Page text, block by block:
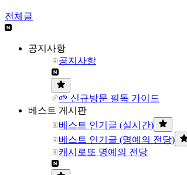
전체글
공지사항
공지사항
🌱 신규방문 필독 가이드
베스트 게시판
베스트 인기글 (실시간)
베스트 인기글 (명예의 전당)
캐시로또 명예의 전당